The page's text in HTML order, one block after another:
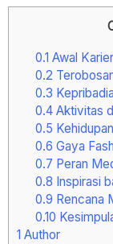
0.1 Awal
0.2
0.3
0.4Aktivitas
0.5
0.6 Gaya
0.7 Peran
0.8 Inspirasi
0.9 Rencana
0.10
1 Author